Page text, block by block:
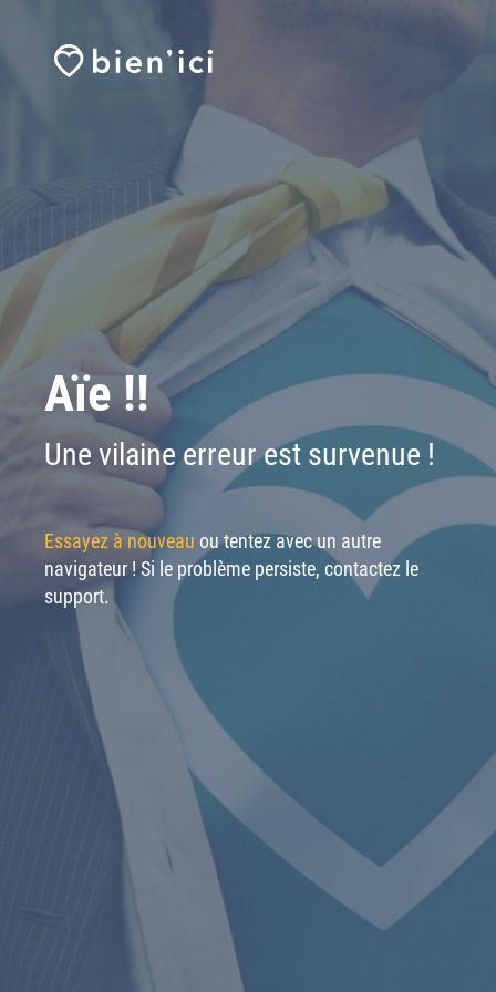
Aïe !!
Une vilaine erreur est survenue !
Essayez à nouveau ou tentez avec un autre
navigateur ! Si le problème persiste, contactez le
support.